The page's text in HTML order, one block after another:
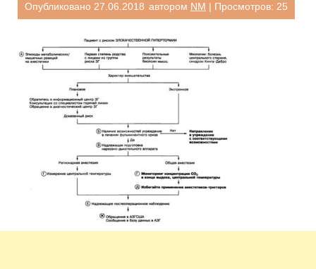
Опубликовано 27.06.2018 автором NM | Просмотров: 25